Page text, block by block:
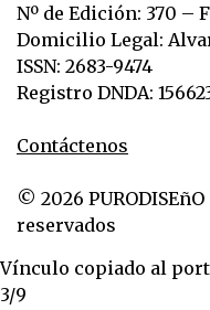
Nº de Edición: 370 –
Domicilio Legal:
ISSN: 2683-9474
Registro DNDA:
Contáctenos
© 2026
reservados
Vínculo copiado al
3/9